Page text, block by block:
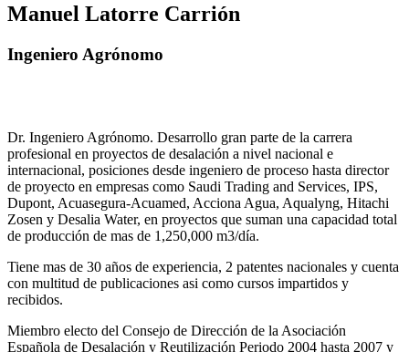
Manuel Latorre Carrión
Ingeniero Agrónomo
Dr. Ingeniero Agrónomo. Desarrollo gran parte de la carrera
profesional en proyectos de desalación a nivel nacional e
internacional, posiciones desde ingeniero de proceso hasta director
de proyecto en empresas como Saudi Trading and Services, IPS,
Dupont, Acuasegura-Acuamed, Acciona Agua, Aqualyng, Hitachi
Zosen y Desalia Water, en proyectos que suman una capacidad total
de producción de mas de 1,250,000 m3/día.
Tiene mas de 30 años de experiencia, 2 patentes nacionales y cuenta
con multitud de publicaciones asi como cursos impartidos y
recibidos.
Miembro electo del Consejo de Dirección de la Asociación
Española de Desalación y Reutilización Periodo 2004 hasta 2007 y